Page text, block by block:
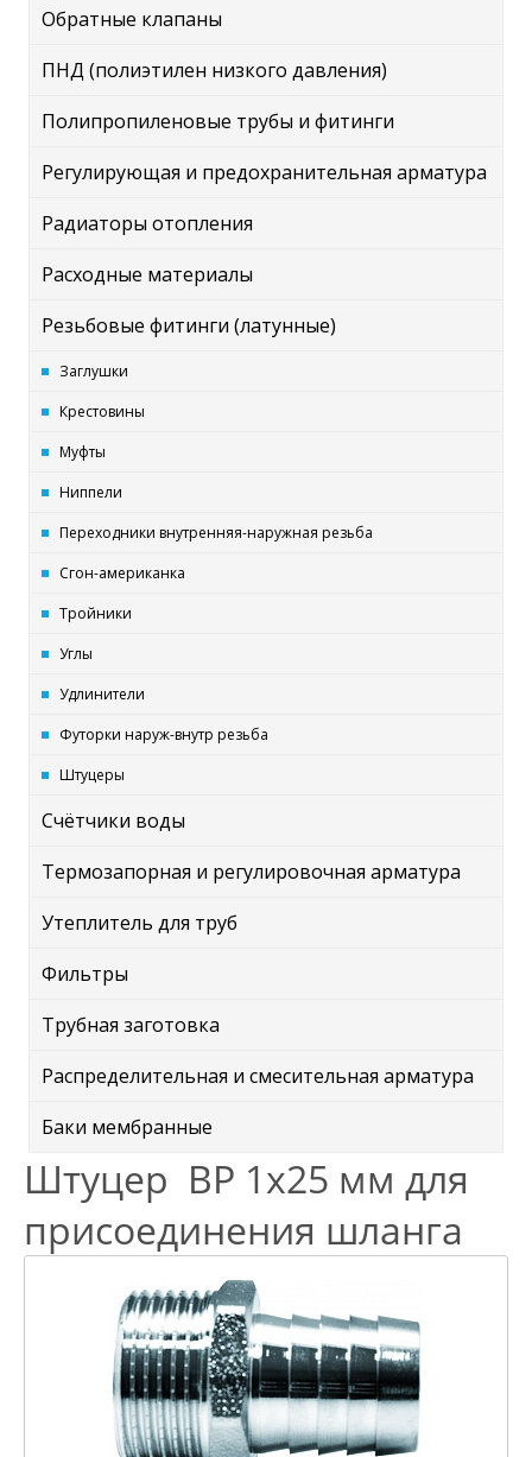
Обратные клапаны
ПНД (полиэтилен низкого давления)
Полипропиленовые трубы и фитинги
Регулирующая и предохранительная арматура
Радиаторы отопления
Расходные материалы
Резьбовые фитинги (латунные)
Заглушки
Крестовины
Муфты
Ниппели
Переходники внутренняя-наружная резьба
Сгон-американка
Тройники
Углы
Удлинители
Футорки наруж-внутр резьба
Штуцеры
Счётчики воды
Термозапорная и регулировочная арматура
Утеплитель для труб
Фильтры
Трубная заготовка
Распределительная и смесительная арматура
Баки мембранные
Штуцер ВР 1х25 мм для
присоединения шланга